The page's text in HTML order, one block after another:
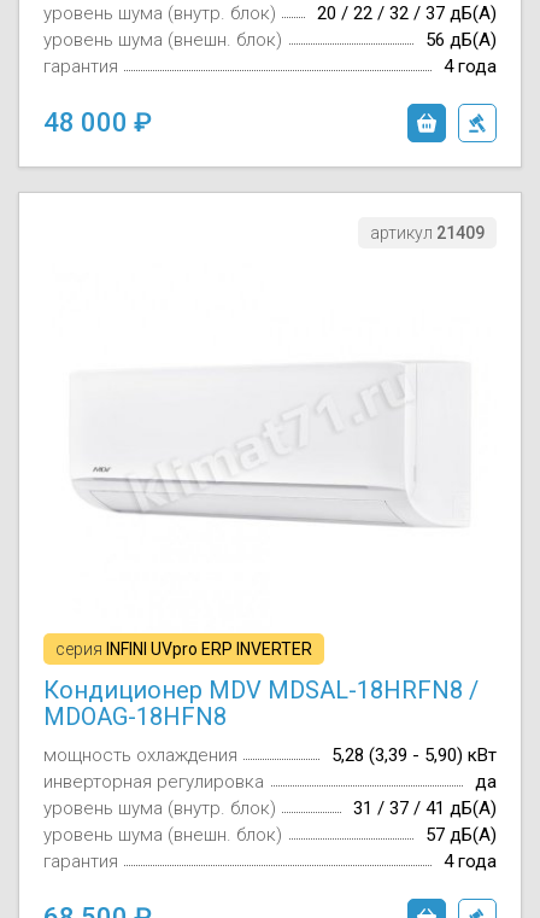
уровень шума (внутр. блок)
20 / 22 / 32 / 37 дБ(А)
уровень шума (внешн. блок)
56 дБ(А)
гарантия
4 года
48 000
артикул 21409
серия INFINI UVpro ERP INVERTER
Кондиционер MDV MDSAL-18HRFN8 /
MDOAG-18HFN8
мощность охлаждения
5,28 (3,39 - 5,90) кВт
инверторная регулировка
да
уровень шума (внутр. блок)
31 / 37 / 41 дБ(А)
уровень шума (внешн. блок)
57 дБ(А)
гарантия
4 года